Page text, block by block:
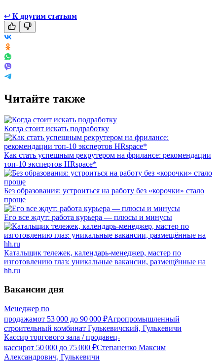
↩ К другим статьям
Читайте также
Когда стоит искать подработку
Как стать успешным рекрутером на фрилансе: рекомендации
топ-10 экспертов HRspace*
Без образования: устроиться на работу без «корочки» стало
проще
Его все ждут: работа курьера — плюсы и минусы
Катальщик тележек, календарь-менеджер, мастер по
изготовлению глаз: уникальные вакансии, размещённые на
hh.ru
Вакансии дня
Менеджер по
продажамот 53 000 до 90 000 ₽Агропромышленный
строительный комбинат Гулькевичский, Гулькевичи
Кассир торгового зала / продавец-
кассирот 50 000 до 75 000 ₽Степаненко Максим
Александрович, Гулькевичи